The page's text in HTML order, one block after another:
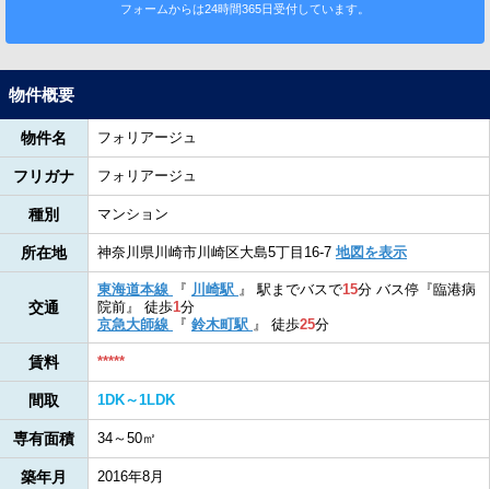
フォームからは24時間365日受付しています。
物件概要
物件名 フォリアージュ
フリガナ フォリアージュ
種別 マンション
所在地 神奈川県川崎市川崎区大島5丁目16-7 地図を表示
交通
東海道本線 『 川崎駅 』 駅までバスで15分 バス停『臨港病
院前』 徒歩1分
京急大師線
『 鈴木町駅 』 徒歩25分
賃料 *****
間取 1DK～1LDK
専有面積 34～50㎡
築年月 2016年8月